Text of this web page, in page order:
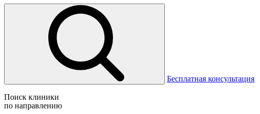
Бесплатная консультация
Поиск клиники
по направлению